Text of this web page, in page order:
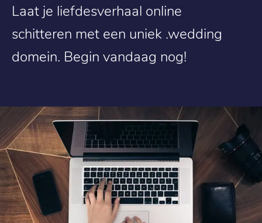
Laat je liefdesverhaal online
schitteren met een uniek .wedding
domein. Begin vandaag nog!